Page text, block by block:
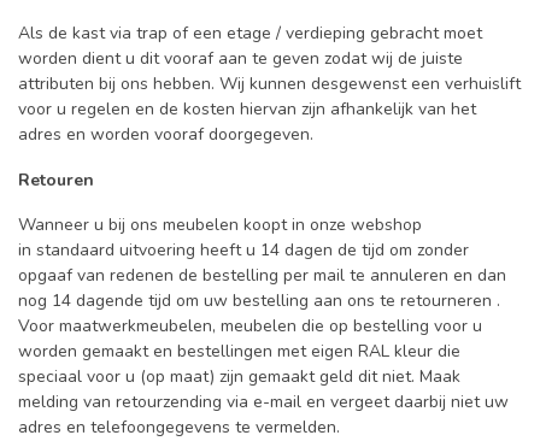
Als de kast via trap of een etage / verdieping gebracht moet
worden dient u dit vooraf aan te geven zodat wij de juiste
attributen bij ons hebben. Wij kunnen desgewenst een verhuislift
voor u regelen en de kosten hiervan zijn afhankelijk van het
adres en worden vooraf doorgegeven.
Retouren
Wanneer u bij ons meubelen koopt in onze webshop
in standaard uitvoering heeft u 14 dagen de tijd om zonder
opgaaf van redenen de bestelling per mail te annuleren en dan
nog 14 dagende tijd om uw bestelling aan ons te retourneren .
Voor maatwerkmeubelen, meubelen die op bestelling voor u
worden gemaakt en bestellingen met eigen RAL kleur die
speciaal voor u (op maat) zijn gemaakt geld dit niet. Maak
melding van retourzending via e-mail en vergeet daarbij niet uw
adres en telefoongegevens te vermelden.